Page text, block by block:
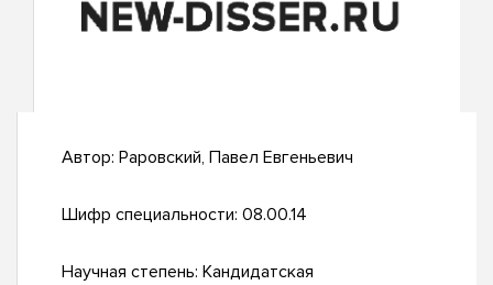
Автор: Раровский, Павел Евгеньевич
Шифр специальности: 08.00.14
Научная степень: Кандидатская